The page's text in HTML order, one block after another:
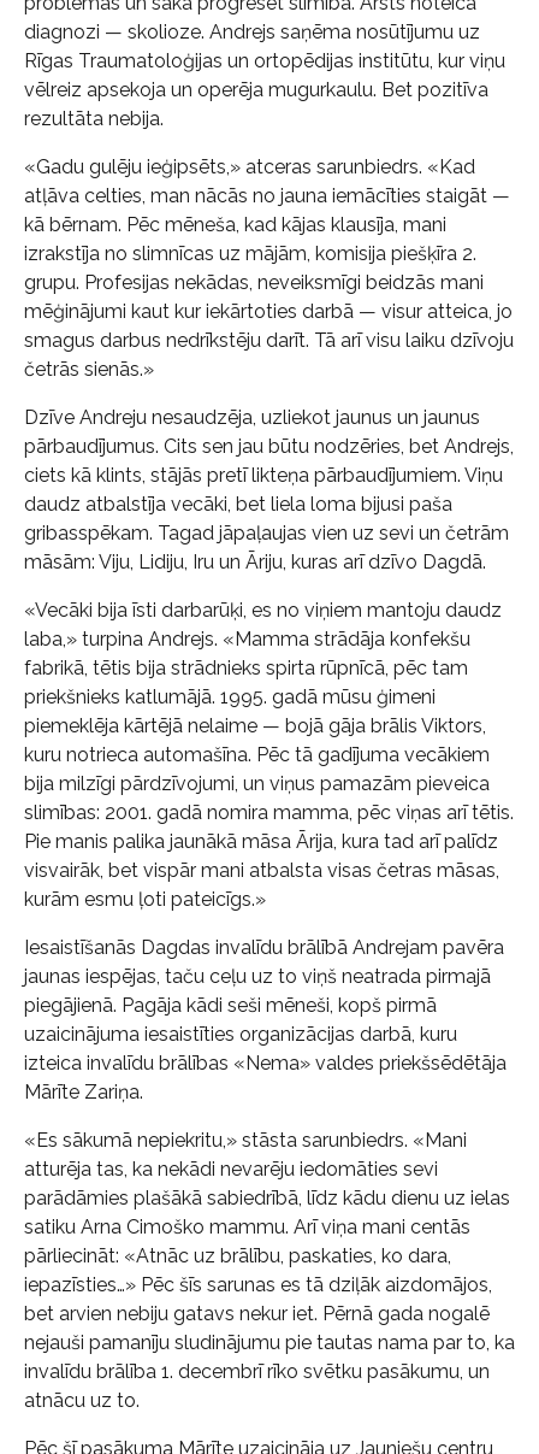
diagnozi — skolioze. Andrejs saņēma nosūtījumu uz
Rīgas Traumatoloģijas un ortopēdijas institūtu, kur viņu
vēlreiz apsekoja un operēja mugurkaulu. Bet pozitīva
rezultāta nebija.
«Gadu gulēju ieģipsēts,» atceras sarunbiedrs. «Kad
atļāva celties, man nācās no jauna iemācīties staigāt —
kā bērnam. Pēc mēneša, kad kājas klausīja, mani
izrakstīja no slimnīcas uz mājām, komisija piešķīra 2.
grupu. Profesijas nekādas, neveiksmīgi beidzās mani
mēģinājumi kaut kur iekārtoties darbā — visur atteica, jo
smagus darbus nedrīkstēju darīt. Tā arī visu laiku dzīvoju
četrās sienās.»
Dzīve Andreju nesaudzēja, uzliekot jaunus un jaunus
pārbaudījumus. Cits sen jau būtu nodzēries, bet Andrejs,
ciets kā klints, stājās pretī likteņa pārbaudījumiem. Viņu
daudz atbalstīja vecāki, bet liela loma bijusi paša
gribasspēkam. Tagad jāpaļaujas vien uz sevi un četrām
māsām: Viju, Lidiju, Iru un Āriju, kuras arī dzīvo Dagdā.
«Vecāki bija īsti darbarūķi, es no viņiem mantoju daudz
laba,» turpina Andrejs. «Mamma strādāja konfekšu
fabrikā, tētis bija strādnieks spirta rūpnīcā, pēc tam
priekšnieks katlumājā. 1995. gadā mūsu ģimeni
piemeklēja kārtējā nelaime — bojā gāja brālis Viktors,
kuru notrieca automašīna. Pēc tā gadījuma vecākiem
bija milzīgi pārdzīvojumi, un viņus pamazām pieveica
slimības: 2001. gadā nomira mamma, pēc viņas arī tētis.
Pie manis palika jaunākā māsa Ārija, kura tad arī palīdz
visvairāk, bet vispār mani atbalsta visas četras māsas,
kurām esmu ļoti pateicīgs.»
Iesaistīšanās Dagdas invalīdu brālībā Andrejam pavēra
jaunas iespējas, taču ceļu uz to viņš neatrada pirmajā
piegājienā. Pagāja kādi seši mēneši, kopš pirmā
uzaicinājuma iesaistīties organizācijas darbā, kuru
izteica invalīdu brālības «Nema» valdes priekšsēdētāja
Mārīte Zariņa.
«Es sākumā nepiekritu,» stāsta sarunbiedrs. «Mani
atturēja tas, ka nekādi nevarēju iedomāties sevi
parādāmies plašākā sabiedrībā, līdz kādu dienu uz ielas
satiku Arna Cimoško mammu. Arī viņa mani centās
pārliecināt: «Atnāc uz brālību, paskaties, ko dara,
iepazīsties…» Pēc šīs sarunas es tā dziļāk aizdomājos,
bet arvien nebiju gatavs nekur iet. Pērnā gada nogalē
nejauši pamanīju sludinājumu pie tautas nama par to, ka
invalīdu brālība 1. decembrī rīko svētku pasākumu, un
atnācu uz to.
Pēc šī pasākuma Mārīte uzaicināja uz Jauniešu centru,